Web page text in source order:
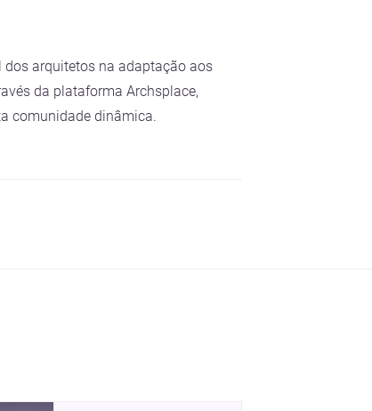
arquitetos na adaptação aos
da plataforma Archsplace,
comunidade dinâmica.